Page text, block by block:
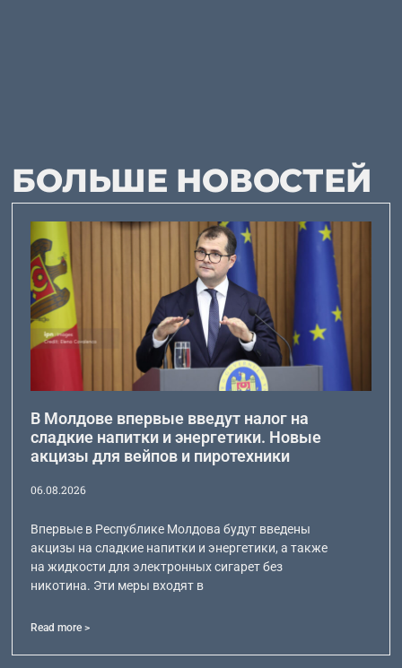
БОЛЬШЕ НОВОСТЕЙ
В Молдове впервые введут налог на
сладкие напитки и энергетики. Новые
акцизы для вейпов и пиротехники
06.08.2026
Впервые в Республике Молдова будут введены
акцизы на сладкие напитки и энергетики, а также
на жидкости для электронных сигарет без
никотина. Эти меры входят в
Read more >